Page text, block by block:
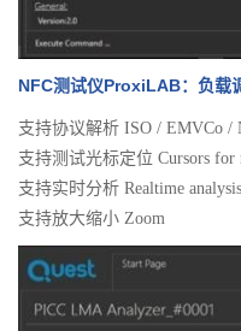
NFC测试仪ProxiLAB：负载
支持协议解析 ISO / EMVCo /
支持测试光标定位 Cursors for
支持实时分析 Realtime analysis
支持放大缩小 Zoom